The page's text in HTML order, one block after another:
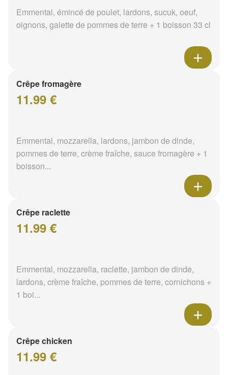
Emmental, émincé de poulet, lardons, sucuk, oeuf,
oignons, galette de pommes de terre + 1 boisson 33 cl
Crêpe fromagère
11.99 €
Emmental, mozzarella, lardons, jambon de dinde,
pommes de terre, crème fraîche, sauce fromagère + 1
boisson...
Crêpe raclette
11.99 €
Emmental, mozzarella, raclette, jambon de dinde,
lardons, crème fraîche, pommes de terre, cornichons +
1 boi...
Crêpe chicken
11.99 €